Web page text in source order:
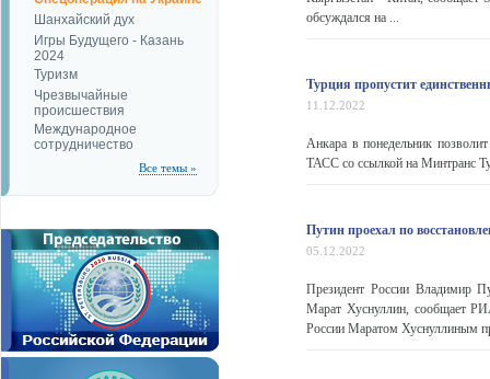
Шанхайский дух
Игры Будущего - Казань
2024
Туризм
Чрезвычайные
происшествия
Международное
сотрудничество
Все темы »
обсуждался на ...
Турция пропустит
11.12.2022
Анкара в понедельник
ТАСС со ссылкой на Минтранс
Путин проехал по
05.12.2022
Президент России Владимир
Марат Хуснуллин, сообщает РИА
России Маратом Хуснуллиным